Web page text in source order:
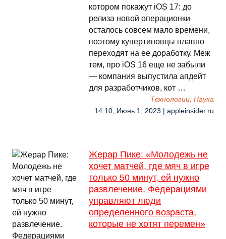
котором покажут iOS 17: до
релиза новой операционки
осталось совсем мало времени,
поэтому купертиновцы плавно
переходят на ее доработку. Меж
тем, про iOS 16 еще не забыли
— компания выпустила апдейт
для разработчиков, кот …
Технологии, Наука
14:10, Июнь 1, 2023 | appleinsider.ru
Жерар Пике: «Молодежь не
хочет матчей, где мяч в игре
только 50 минут, ей нужно
развлечение. Федерациями
управляют люди
определенного возраста,
которые не хотят перемен»